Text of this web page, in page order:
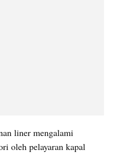
liner mengalami
oleh pelayaran kapal